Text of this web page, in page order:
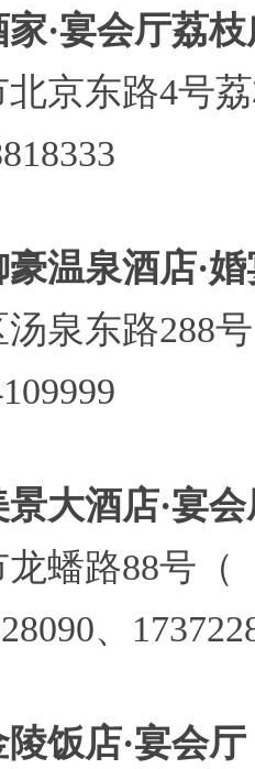
·宴会厅荔
京东路4号
温泉酒店·婚
泉东路288号
大酒店·宴会
蟠路88号（
、
饭店·宴会厅